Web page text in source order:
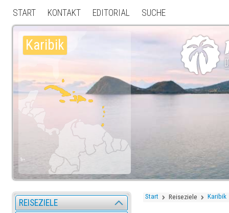
START KONTAKT EDITORIAL SUCHE
Karibik
REISEZIELE
Start Reiseziele Karibik